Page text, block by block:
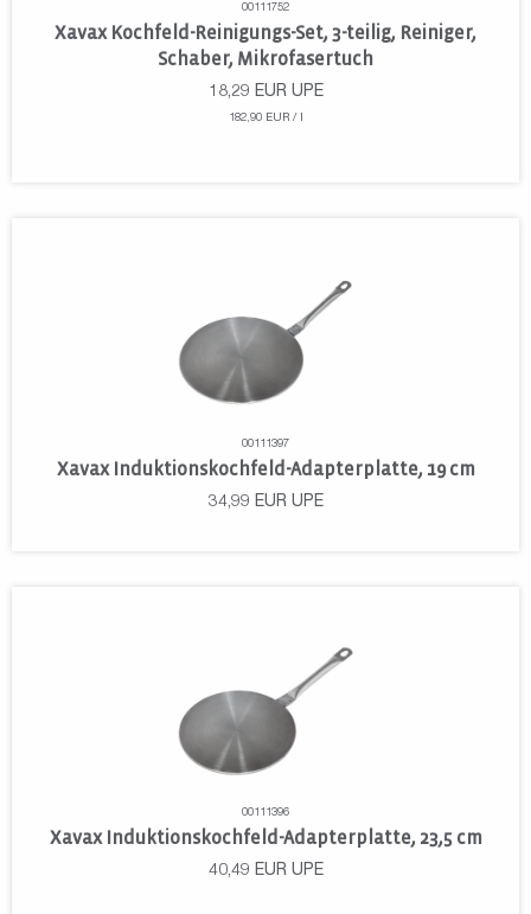
00111752
Xavax Kochfeld-Reinigungs-Set, 3-teilig, Reiniger,
Schaber, Mikrofasertuch
18,29 EUR UPE
182,90 EUR / l
00111397
Xavax Induktionskochfeld-Adapterplatte, 19 cm
34,99 EUR UPE
00111396
Xavax Induktionskochfeld-Adapterplatte, 23,5 cm
40,49 EUR UPE